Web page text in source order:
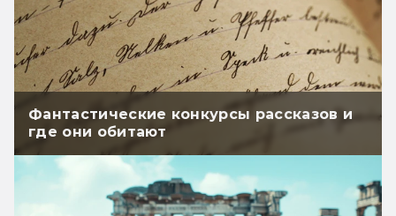
Фантастические конкурсы рассказов и
где они обитают